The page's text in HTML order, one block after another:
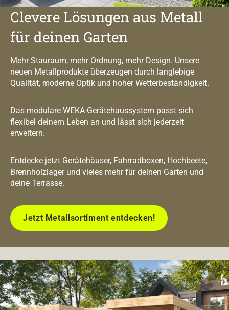
Clevere Lösungen aus Metall
für deinen Garten
Mehr Stauraum, mehr Ordnung, mehr Design. Unsere
neuen Metallprodukte überzeugen durch langlebige
Qualität, moderne Optik und hoher Wetterbeständigkeit.
Das modulare WEKA-Gerätehaussystem passt sich
flexibel deinem Leben an und lässt sich jederzeit
erweitern.
Entdecke jetzt Gerätehäuser, Fahrradboxen, Hochbeete,
Brennholzlager und vieles mehr für deinen Garten und
deine Terrasse.
Jetzt Metallsortiment entdecken!